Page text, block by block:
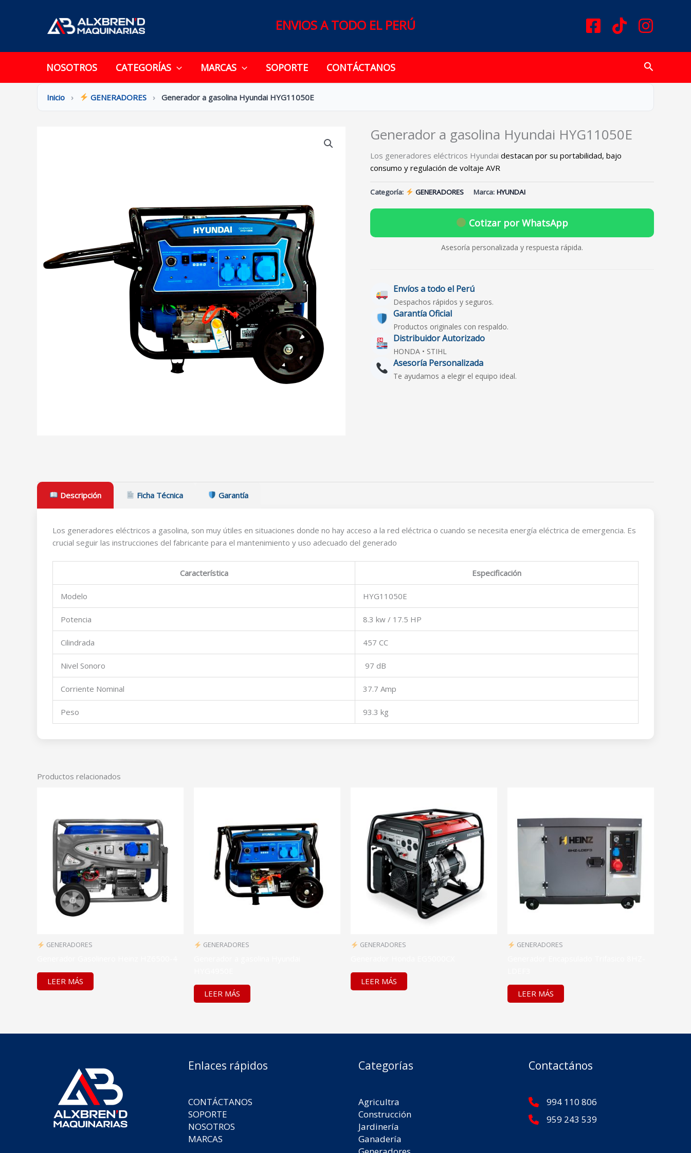
ENVIOS A TODO EL PERÚ
NOSOTROS CATEGORÍAS MARCAS SOPORTE CONTÁCTANOS Buscar
Inicio › GENERADORES › Generador a gasolina Hyundai HYG11050E
Generador a gasolina Hyundai HYG11050E
Los generadores eléctricos Hyundai destacan por su portabilidad, bajo
consumo y regulación de voltaje AVR
Categoría: GENERADORES Marca:HYUNDAI
Cotizar por WhatsApp
Asesoría personalizada y respuesta rápida.
Envíos a todo el Perú
Despachos rápidos y seguros.
Garantía Oficial
Productos originales con respaldo.
Distribuidor Autorizado
HONDA • STIHL
Asesoría Personalizada
Te ayudamos a elegir el equipo ideal.
Descripción Ficha Técnica Garantía
Los generadores eléctricos a gasolina, son muy útiles en situaciones donde no hay acceso a la red eléctrica o cuando se necesita energía eléctrica de emergencia. Es
crucial seguir las instrucciones del fabricante para el mantenimiento y uso adecuado del generado
Característica Especificación
Modelo HYG11050E
Potencia 8.3 kw / 17.5 HP
Cilindrada 457 CC
Nivel Sonoro 97 dB
Corriente Nominal 37.7 Amp
Peso 93.3 kg
Productos relacionados
GENERADORES
LEER MÁS
GENERADORES
LEER MÁS
GENERADORES
LEER MÁS
GENERADORES
LEER MÁS
Enlaces rápidos
CONTÁCTANOS
SOPORTE
NOSOTROS
MARCAS
Categorías
Agricultra
Construcción
Jardinería
Ganadería
Contactános
994 110 806
959 243 539